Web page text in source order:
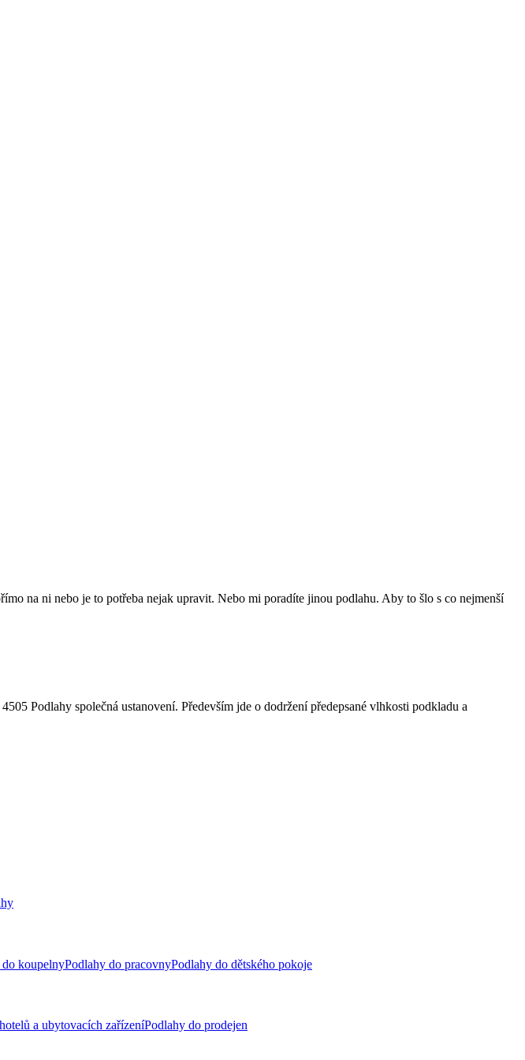
na ni nebo je to potřeba nejak upravit. Nebo mi poradíte jinou podlahu. Aby to šlo s co nejmenší
Podlahy společná ustanovení. Především jde o dodržení předepsané vlhkosti podkladu a
koupelnyPodlahy do pracovnyPodlahy do dětského pokoje
a ubytovacích zařízeníPodlahy do prodejen